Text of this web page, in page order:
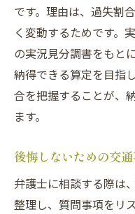
です。理由は、過失割
く変動するためです。
の実況見分調書をもと
納得できる算定を目指
合を把握することが、
ます。
後悔しないための交
弁護士に相談する際は
整理し、質問事項をリ